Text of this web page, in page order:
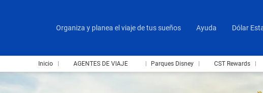
Organiza y planea el viaje de tus sueños Ayuda Dólar
Inicio AGENTES DE VIAJE Parques Disney CST Rewards